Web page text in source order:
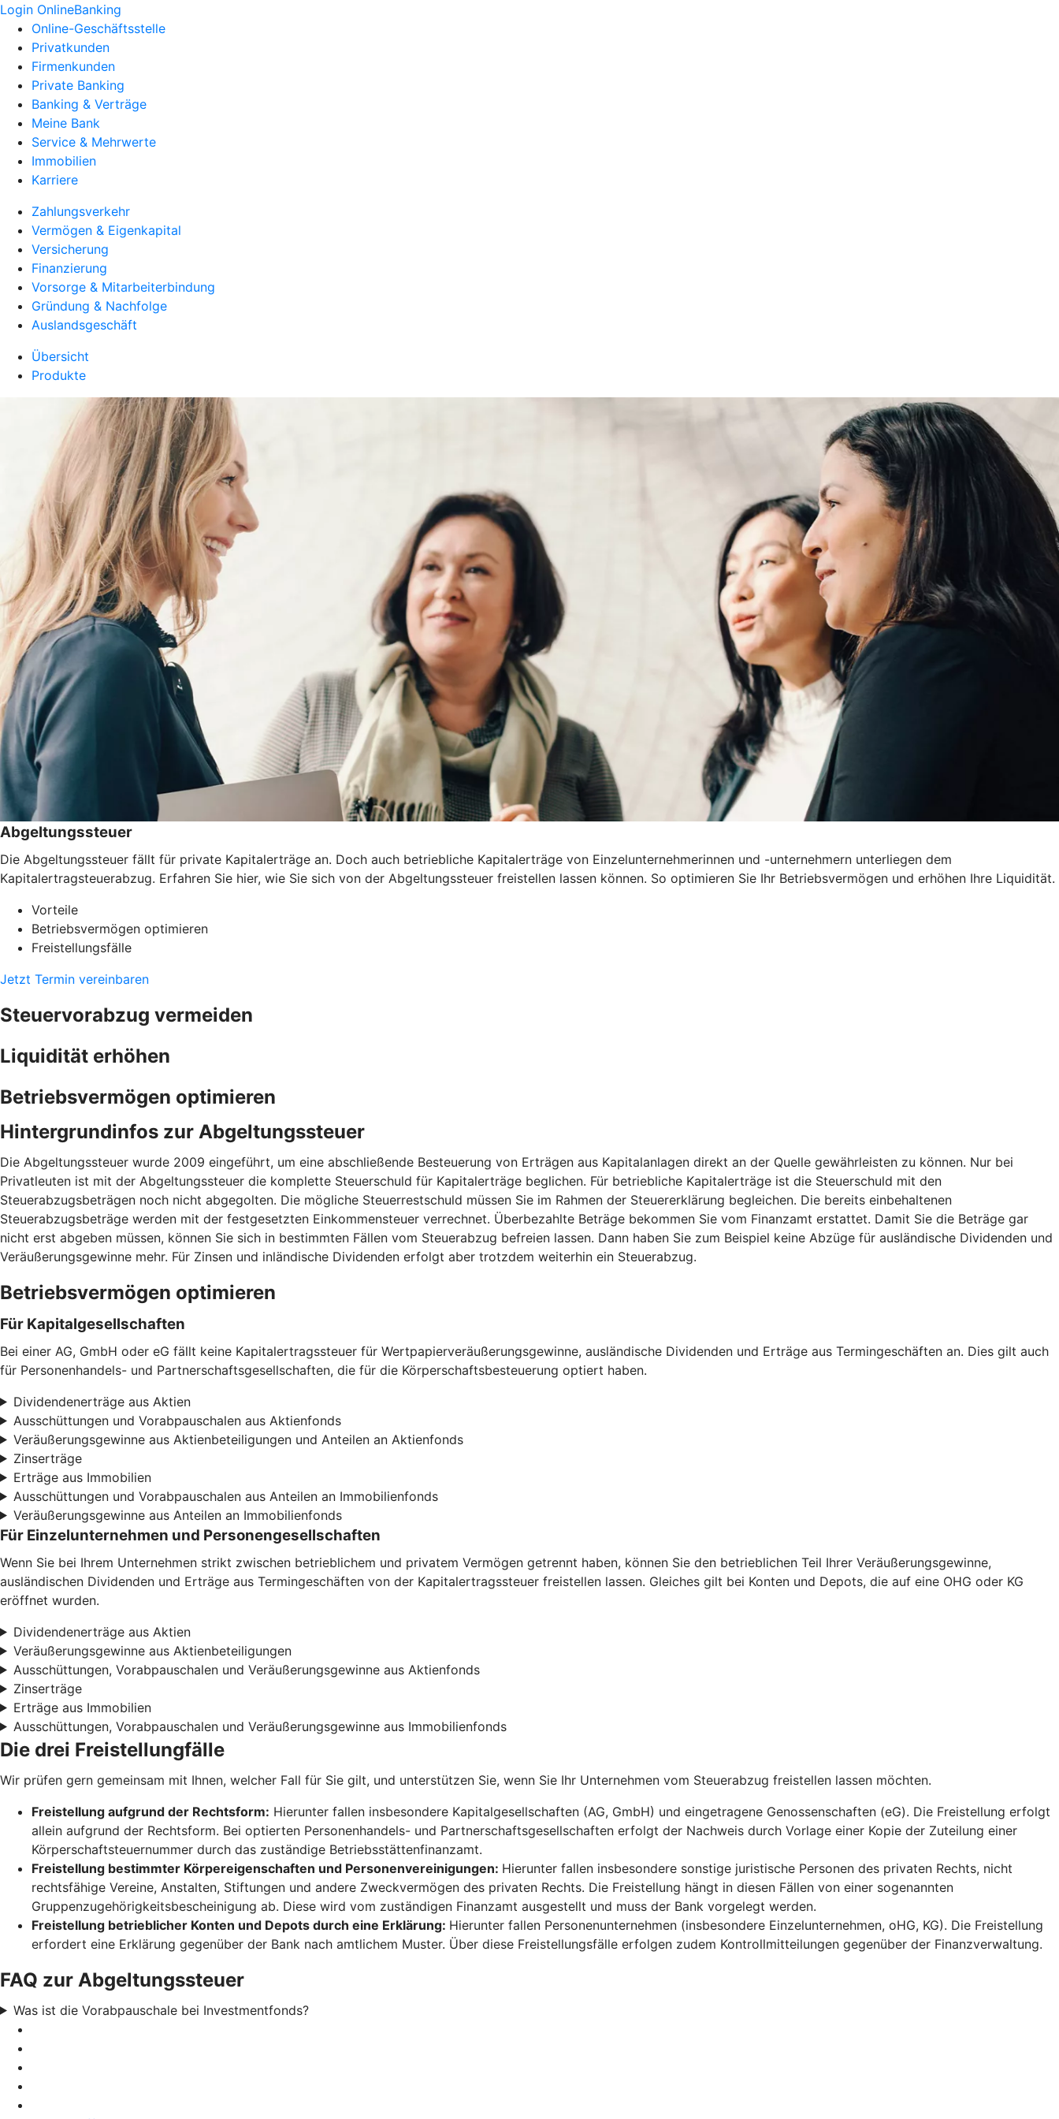
Login OnlineBanking
Online-Geschäftsstelle
Privatkunden
Firmenkunden
Private Banking
Banking & Verträge
Meine Bank
Service & Mehrwerte
Immobilien
Karriere
Zahlungsverkehr
Vermögen & Eigenkapital
Versicherung
Finanzierung
Vorsorge & Mitarbeiterbindung
Gründung & Nachfolge
Auslandsgeschäft
Übersicht
Produkte
Abgeltungssteuer
Die Abgeltungssteuer fällt für private Kapitalerträge an. Doch auch betriebliche Kapitalerträge von Einzelunternehmerinnen und -unternehmern unterliegen dem
Kapitalertragsteuerabzug. Erfahren Sie hier, wie Sie sich von der Abgeltungssteuer freistellen lassen können. So optimieren Sie Ihr Betriebsvermögen und erhöhen Ihre Liquidität.
Vorteile
Betriebsvermögen optimieren
Freistellungsfälle
Jetzt Termin vereinbaren
Steuervorabzug vermeiden
Liquidität erhöhen
Betriebsvermögen optimieren
Hintergrundinfos zur Abgeltungssteuer
Die Abgeltungssteuer wurde 2009 eingeführt, um eine abschließende Besteuerung von Erträgen aus Kapitalanlagen direkt an der Quelle gewährleisten zu können. Nur bei
Privatleuten ist mit der Abgeltungssteuer die komplette Steuerschuld für Kapitalerträge beglichen. Für betriebliche Kapitalerträge ist die Steuerschuld mit den
Steuerabzugsbeträgen noch nicht abgegolten. Die mögliche Steuerrestschuld müssen Sie im Rahmen der Steuererklärung begleichen. Die bereits einbehaltenen
Steuerabzugsbeträge werden mit der festgesetzten Einkommensteuer verrechnet. Überbezahlte Beträge bekommen Sie vom Finanzamt erstattet. Damit Sie die Beträge gar
nicht erst abgeben müssen, können Sie sich in bestimmten Fällen vom Steuerabzug befreien lassen. Dann haben Sie zum Beispiel keine Abzüge für ausländische Dividenden und
Veräußerungsgewinne mehr. Für Zinsen und inländische Dividenden erfolgt aber trotzdem weiterhin ein Steuerabzug.
Betriebsvermögen optimieren
Für Kapitalgesellschaften
Bei einer AG, GmbH oder eG fällt keine Kapitalertragssteuer für Wertpapierveräußerungsgewinne, ausländische Dividenden und Erträge aus Termingeschäften an. Dies gilt auch
für Personenhandels- und Partnerschaftsgesellschaften, die für die Körperschaftsbesteuerung optiert haben.
Dividendenerträge aus Aktien
Ausschüttungen und Vorabpauschalen aus Aktienfonds
Veräußerungsgewinne aus Aktienbeteiligungen und Anteilen an Aktienfonds
Zinserträge
Erträge aus Immobilien
Ausschüttungen und Vorabpauschalen aus Anteilen an Immobilienfonds
Veräußerungsgewinne aus Anteilen an Immobilienfonds
Für Einzelunternehmen und Personengesellschaften
Wenn Sie bei Ihrem Unternehmen strikt zwischen betrieblichem und privatem Vermögen getrennt haben, können Sie den betrieblichen Teil Ihrer Veräußerungsgewinne,
ausländischen Dividenden und Erträge aus Termingeschäften von der Kapitalertragssteuer freistellen lassen. Gleiches gilt bei Konten und Depots, die auf eine OHG oder KG
eröffnet wurden.
Dividendenerträge aus Aktien
Veräußerungsgewinne aus Aktienbeteiligungen
Ausschüttungen, Vorabpauschalen und Veräußerungsgewinne aus Aktienfonds
Zinserträge
Erträge aus Immobilien
Ausschüttungen, Vorabpauschalen und Veräußerungsgewinne aus Immobilienfonds
Die drei Freistellungfälle
Wir prüfen gern gemeinsam mit Ihnen, welcher Fall für Sie gilt, und unterstützen Sie, wenn Sie Ihr Unternehmen vom Steuerabzug freistellen lassen möchten.
Freistellung aufgrund der Rechtsform: Hierunter fallen insbesondere Kapitalgesellschaften (AG, GmbH) und eingetragene Genossenschaften (eG). Die Freistellung erfolgt
allein aufgrund der Rechtsform. Bei optierten Personenhandels- und Partnerschaftsgesellschaften erfolgt der Nachweis durch Vorlage einer Kopie der Zuteilung einer
Körperschaftsteuernummer durch das zuständige Betriebsstättenfinanzamt.
Freistellung bestimmter Körpereigenschaften und Personenvereinigungen: Hierunter fallen insbesondere sonstige juristische Personen des privaten Rechts, nicht
rechtsfähige Vereine, Anstalten, Stiftungen und andere Zweckvermögen des privaten Rechts. Die Freistellung hängt in diesen Fällen von einer sogenannten
Gruppenzugehörigkeitsbescheinigung ab. Diese wird vom zuständigen Finanzamt ausgestellt und muss der Bank vorgelegt werden.
Freistellung betrieblicher Konten und Depots durch eine Erklärung: Hierunter fallen Personenunternehmen (insbesondere Einzelunternehmen, oHG, KG). Die Freistellung
erfordert eine Erklärung gegenüber der Bank nach amtlichem Muster. Über diese Freistellungsfälle erfolgen zudem Kontrollmitteilungen gegenüber der Finanzverwaltung.
FAQ zur Abgeltungssteuer
Was ist die Vorabpauschale bei Investmentfonds?